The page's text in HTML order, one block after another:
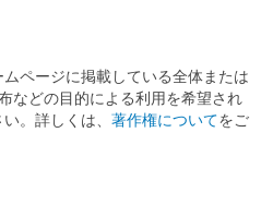
ページに掲載している全体または
などの目的による利用を希望され
。詳しくは、 著作権についてをご